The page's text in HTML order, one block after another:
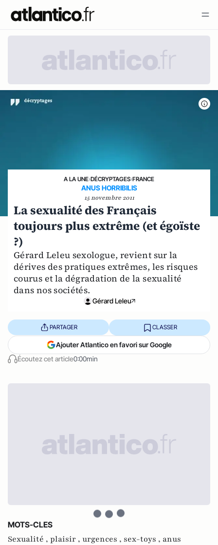
A LA UNE›DÉCRYPTAGES›FRANCE
ANUS HORRIBILIS
15 novembre 2011
La sexualité des Français
toujours plus extrême (et égoïste
?)
Gérard Leleu sexologue, revient sur la
dérives des pratiques extrêmes, les risques
courus et la dégradation de la sexualité
dans nos sociétés.
Gérard Leleu
Écoutez cet article0:00min
PARTAGER CLASSER
Ajouter Atlantico en favori sur Google
MOTS-CLES
Sexualité , plaisir , urgences , sex-toys , anus